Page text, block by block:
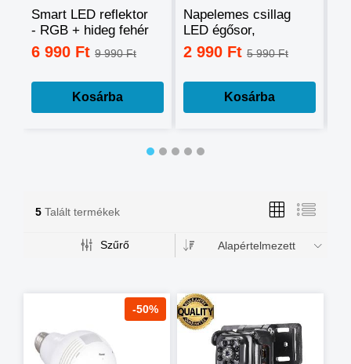
Smart LED reflektor
- RGB + hideg fehér
+ meleg fehér, okos
telefonnal
6 990 Ft 9 990 Ft
Kosárba
Napelemes csillag
LED égősor,
fényfüzér
2 990 Ft 5 990 Ft
Kosárba
5 Talált termékek
Szűrő Alapértelmezett
-50%